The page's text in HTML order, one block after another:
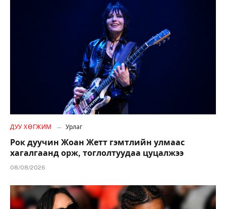
ДУУ ХӨГЖИМ Урлаг
Рок дуучин Жоан Жетт гэмтлийн улмаас
хагалгаанд орж, тоглолтуудаа цуцалжээ
08/08/2026